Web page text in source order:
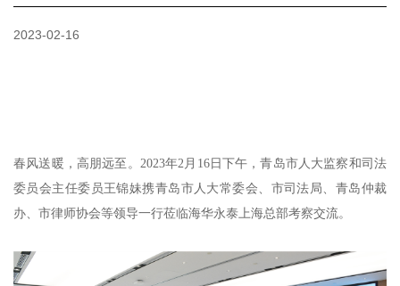
2023-02-16
春风送暖，高朋远至。2023年2月16日下午，青岛市人大监察和司法
委员会主任委员王锦妹携青岛市人大常委会、市司法局、青岛仲裁
办、市律师协会等领导一行莅临海华永泰上海总部考察交流。